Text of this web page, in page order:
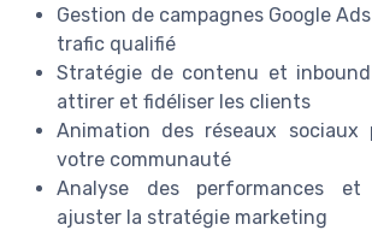
Gestion de campagnes Google
trafic qualifié
Stratégie de contenu et
attirer et fidéliser les clients
Animation des réseaux sociaux
votre communauté
Analyse des performances
ajuster la stratégie marketing